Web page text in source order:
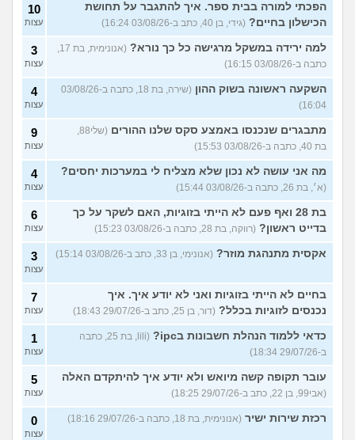
הפכתי למורה בבית ספר. איך להתגבר על תחושת
הכישלון בחיים? (גידי, בן 40, כתב ב-03/08/26 16:24)
10
עצות
למה ירידה במשקל מרגישה כל כך נורא?
(אנונימית, בת 17,
כתבה ב-03/08/26 16:15)
3
עצות
השקעה ראשונה בשוק ההון
(שירה, בת 18, כתבה ב-03/08/26
16:04)
4
עצות
מתבגרים שנכנסו באמצע סקס שלנו ההורים
(שלי88,
בת 40, כתבה ב-03/08/26 15:53)
9
עצות
מה אני עושה לא נכון שלא מצליח לי במערכות יחסים?
(א׳, בת 26, כתבה ב-03/08/26 15:44)
4
עצות
בת 28 ואף פעם לא הייתי בזוגיות, האם לשקר על כך
בדייט ראשון? (רווקה, בת 28, כתבה ב-03/08/26 15:23)
6
עצות
אקסית מתנהגת מוזר? (אנונימי, בן 33, כתב ב-03/08/26 15:14) 3
עצות
בחיים לא הייתי בזוגיות ואני לא יודע איך. איך
נכנסים לזוגיות בכלל? (דור, בן 25, כתב ב-29/07/26 18:43)
7
עצות
כדאי ללמוד הנהלת חשבונות בipc?
(lili, בת 25, כתבה
ב-29/07/26 18:34)
1
עצות
עובר תקופה קשה מיואש ולא יודע איך להיתקדם האלה
(אבי99, בן 22, כתב ב-29/07/26 18:25)
5
עצות
רכזת שירות ישיר (אנונימית, בת 18, כתבה ב-29/07/26 18:16) 0
עצות